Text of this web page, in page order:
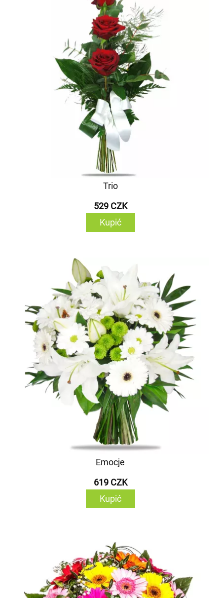
Trio
529 CZK
Kupić
Emocje
619 CZK
Kupić